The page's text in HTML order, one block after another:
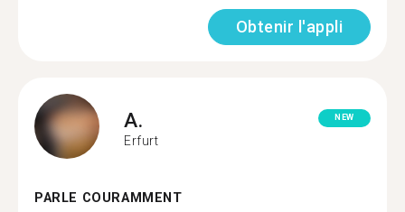
Obtenir l'appli
A.
Erfurt
NEW
PARLE COURAMMENT